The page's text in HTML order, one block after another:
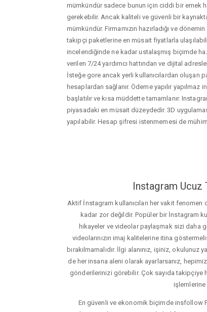
mümkündür sadece bunun için ciddi bir emek
gerekebilir. Ancak kaliteli ve güvenli bir
mümkündür. Firmamızın hazırladığı ve
takipçi paketlerine en müsait fiyatlarla
incelendiğinde ne kadar ustalaşmış biçimde
verilen 7/24 yardımcı hattından ve dijital
İsteğe gore ancak yerli kullanıcılardan oluşan
hesaplardan sağlanır. Ödeme yapılır
başlatılır ve kısa müddette tamamlanır.
piyasadaki en müsait düzeydedir. 3D
yapılabilir. Hesap şifresi istenmemesi de
Instagram Ucuz
Aktif İnstagram kullanıcıları her vakit
kadar zor değildir. Popüler bir İnstagram
hikayeler ve videolar paylaşmak sizi daha
videolarınızın imaj kalitelerine itina
bırakılmamalıdır. İlgi alanınız, işiniz,
de her insana aleni olarak ayarlarsanız,
gönderilerinizi görebilir. Çok sayıda takipçiye
işlemlerine
En güvenli ve ekonomik biçimde insfollow